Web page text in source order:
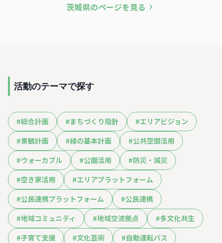
茨城県のページを見る
活動のテーマで探す
#総合計画 #まちづくり指針 #エリアビジョン
#景観計画 #緑の基本計画 #公共空間活用
#ウォーカブル #公園活用 #防災・減災
#空き家活用 #エリアプラットフォーム
#公民連携プラットフォーム #公民連携
#地域コミュニティ #地域交流拠点 #多文化共生
#子育て支援 #文化芸術 #自動運転バス